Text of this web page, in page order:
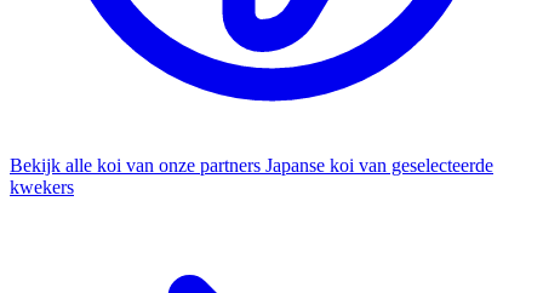
Bekijk alle koi van onze partners Japanse koi van geselecteerde
kwekers